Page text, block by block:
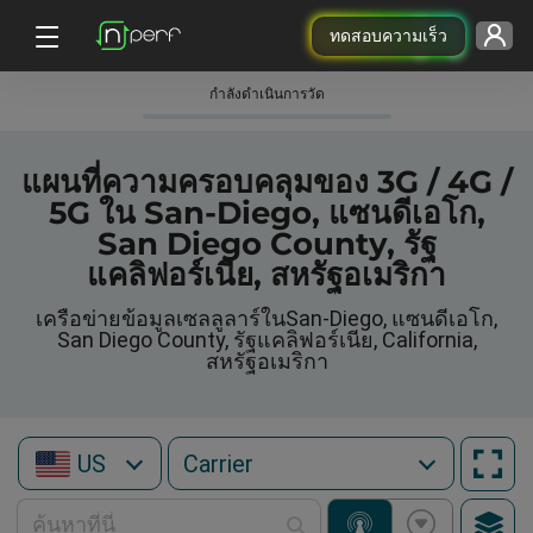
ทดสอบความเร็ว
กําลังดําเนินการวัด
แผนที่ความครอบคลุมของ 3G / 4G /
5G ใน San-Diego, แซนดีเอโก,
San Diego County, รัฐ
แคลิฟอร์เนีย, สหรัฐอเมริกา
เครือข่ายข้อมูลเซลลูลาร์ในSan-Diego, แซนดีเอโก,
San Diego County, รัฐแคลิฟอร์เนีย, California,
สหรัฐอเมริกา
US